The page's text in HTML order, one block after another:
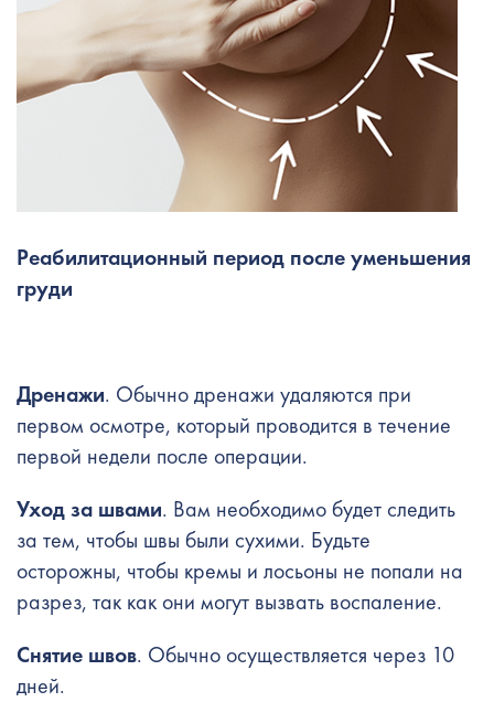
Реабилитационный период после уменьшения
груди
Дренажи. Обычно дренажи удаляются при
первом осмотре, который проводится в течение
первой недели после операции.
Уход за швами. Вам необходимо будет следить
за тем, чтобы швы были сухими. Будьте
осторожны, чтобы кремы и лосьоны не попали на
разрез, так как они могут вызвать воспаление.
Снятие швов. Обычно осуществляется через 10
дней.